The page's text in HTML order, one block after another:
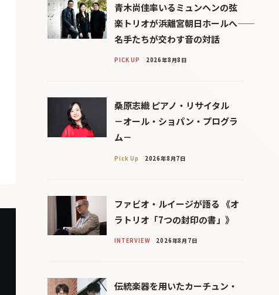
青木尚佳率いるミュンヘンの弦
楽トリオが浜離宮朝日ホールへ――
名手たちが交わす音の対話
PICK UP 2026年8月8日
桑原志織 ピアノ・リサイタル
－オール・ショパン・プログラ
ム－
Pick Up 2026年8月7日
ファビオ・ルイージが語る 《オ
ラトリオ「7つの封印の書」》
INTERVIEW 2026年8月7日
伝統楽器を用いたカーチュン・